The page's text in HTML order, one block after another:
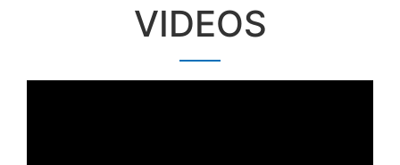
VIDEOS